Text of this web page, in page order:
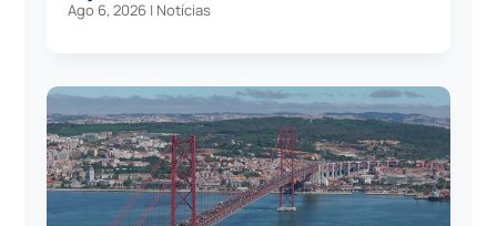
Ago 6, 2026 | Notícias